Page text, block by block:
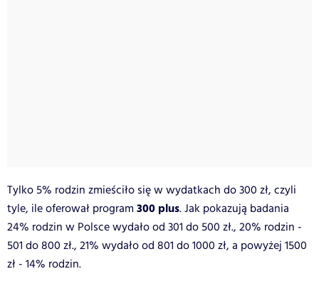
Tylko 5% rodzin zmieściło się w wydatkach do 300 zł, czyli
tyle, ile oferował program 300 plus. Jak pokazują badania
24% rodzin w Polsce wydało od 301 do 500 zł., 20% rodzin -
501 do 800 zł., 21% wydało od 801 do 1000 zł, a powyżej 1500
zł - 14% rodzin.